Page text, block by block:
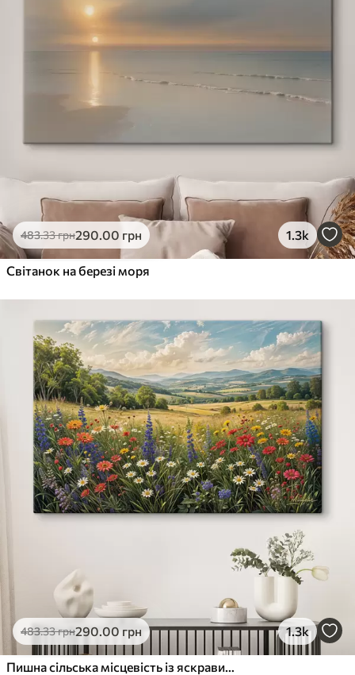
483.33грн290.00 грн 1.3k
Світанок на березі моря
483.33грн290.00 грн 1.3k
Пишна сільська місцевість із яскравим лугом диких квітів, наповненим різнокольоровими квітами під хмарним небом